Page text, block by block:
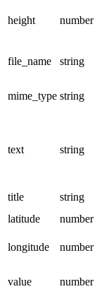
height number
file_name string
mime_type string
text string
title
string
latitude
number
longitude number
value number